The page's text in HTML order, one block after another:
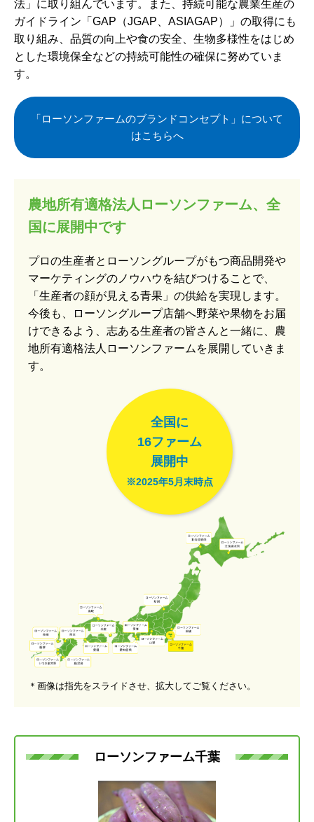
法」に取り組んでいます。また、持続可能な農業生産の
ガイドライン「GAP（JGAP、ASIAGAP）」の取得にも
取り組み、品質の向上や食の安全、生物多様性をはじめ
とした環境保全などの持続可能性の確保に努めていま
す。
「ローソンファームのブランドコンセプト」について
はこちらへ
農地所有適格法人ローソンファーム、全
国に展開中です
プロの生産者とローソングループがもつ商品開発や
マーケティングのノウハウを結びつけることで、
「生産者の顔が見える青果」の供給を実現します。
今後も、ローソングループ店舗へ野菜や果物をお届
けできるよう、志ある生産者の皆さんと一緒に、農
地所有適格法人ローソンファームを展開していきま
す。
全国に
16ファーム
展開中
※2025年5月末時点
＊画像は指先をスライドさせ、拡大してご覧ください。
ローソンファーム千葉